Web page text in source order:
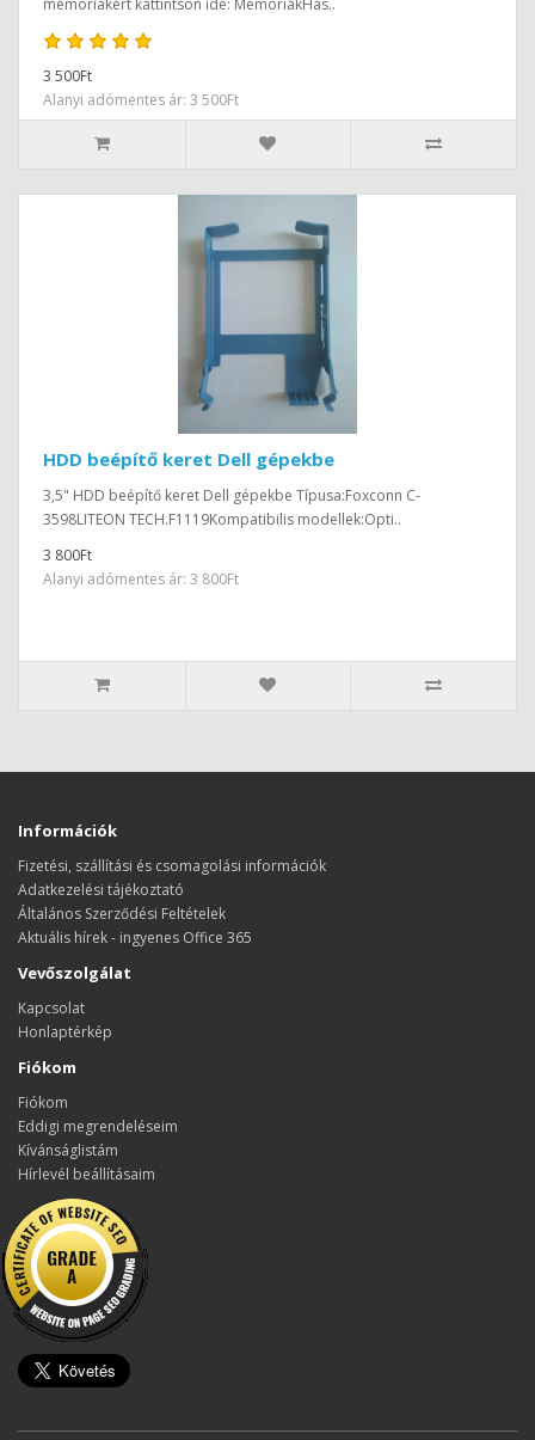
memóriákért kattintson ide: MemóriákHas..
3 500Ft
Alanyi adómentes ár: 3 500Ft
HDD beépítő keret Dell gépekbe
3,5" HDD beépítő keret Dell gépekbe Típusa:Foxconn C-
3598LITEON TECH.F1119Kompatibilis modellek:Opti..
3 800Ft
Alanyi adómentes ár: 3 800Ft
Információk
Fizetési, szállítási és csomagolási információk
Adatkezelési tájékoztató
Általános Szerződési Feltételek
Aktuális hírek - ingyenes Office 365
Vevőszolgálat
Kapcsolat
Honlaptérkép
Fiókom
Fiókom
Eddigi megrendeléseim
Kívánságlistám
Hírlevél beállításaim